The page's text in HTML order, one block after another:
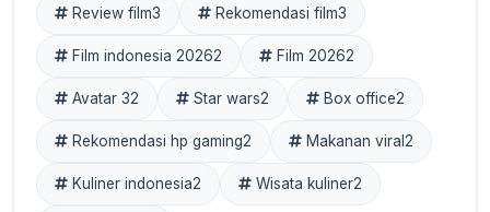
Review film3 Rekomendasi film3
Film indonesia 20262 Film 20262
Avatar 32 Star wars2 Box office2
Rekomendasi hp gaming2 Makanan viral 2
Kuliner indonesia2 Wisata kuliner2